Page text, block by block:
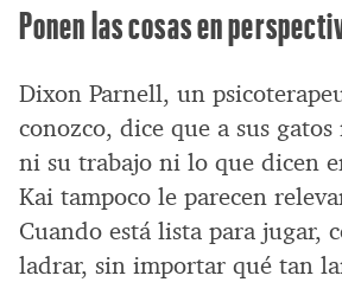
Ponen las cosas en
Dixon Parnell, un
conozco, dice que a sus
ni su trabajo ni lo que dicen
Kai tampoco le parecen
Cuando está lista para jugar,
ladrar, sin importar qué tan